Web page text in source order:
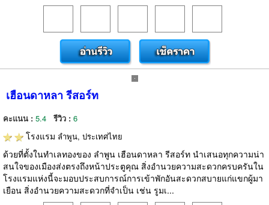
เฮือนดาหลา รีสอร์ท
คะแนน : 5.4 รีวิว : 6
โรงแรม ลำพูน, ประเทศไทย
ด้วยที่ตั้งในทำเลทองของ ลำพูน เฮือนดาหลา รีสอร์ท นำเสนอทุกความน่า
สนใจของเมืองส่งตรงถึงหน้าประตูคุณ สิ่งอำนวยความสะดวกครบครันใน
โรงแรมแห่งนี้จะมอบประสบการณ์การเข้าพักอันสะดวกสบายแก่แขกผู้มา
เยือน สิ่งอำนวยความสะดวกที่จำเป็น เช่น รูมเ...